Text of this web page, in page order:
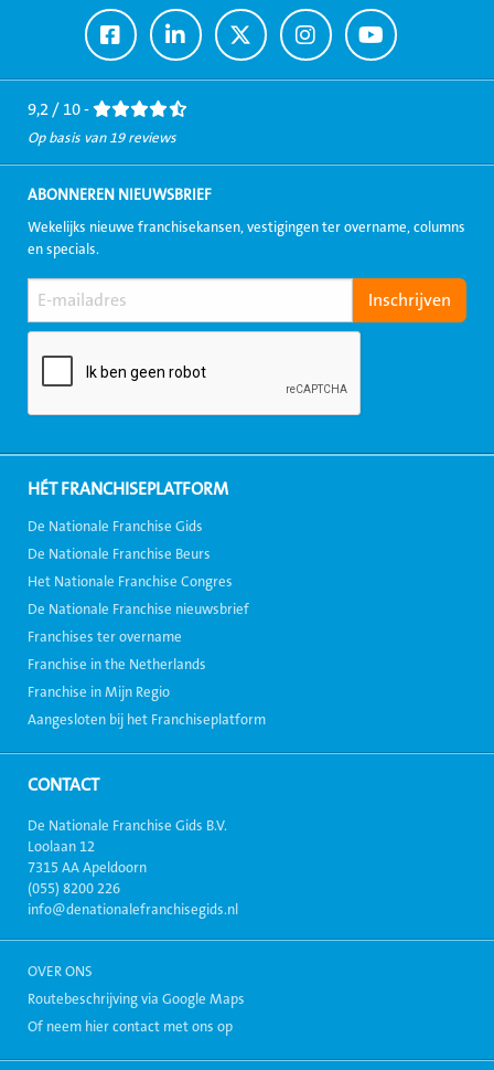
Ga
naar
Facebook
Ga
naar
LinkedIn
Ga
naar
Twitter
Ga
naar
Instagram
Ga
naar
Youtube
9,2 / 10 -
Op basis van 19 reviews
ABONNEREN NIEUWSBRIEF
Wekelijks nieuwe franchisekansen, vestigingen ter overname, columns
en specials.
HÉT FRANCHISEPLATFORM
De Nationale Franchise Gids
De Nationale Franchise Beurs
Het Nationale Franchise Congres
De Nationale Franchise nieuwsbrief
Franchises ter overname
Franchise in the Netherlands
Franchise in Mijn Regio
Aangesloten bij het Franchiseplatform
CONTACT
De Nationale Franchise Gids B.V.
Loolaan 12
7315 AA Apeldoorn
(055) 8200 226
info@denationalefranchisegids.nl
OVER ONS
Routebeschrijving via Google Maps
Of neem hier contact met ons op